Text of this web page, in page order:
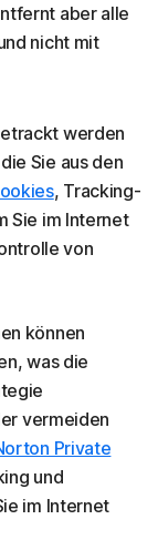
aber alle
nicht mit
werden
Sie aus den
, Tracking-
Sie im Internet
von
können
was die
vermeiden
Private
und
im Internet